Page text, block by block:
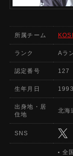
所属チーム
ランク Aラ
認定番号 127
生年月日
出身地・居
住地
北海
SNS
全